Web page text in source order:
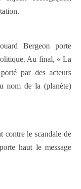
Bergeon porte
Au final, « La
par des acteurs
nom de la (planète)
contre le scandale de
haut le message